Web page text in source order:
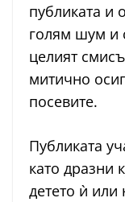
публиката и
голям шум и
целият
митично
посевите.
Публиката
като дразни
детето ѝ или